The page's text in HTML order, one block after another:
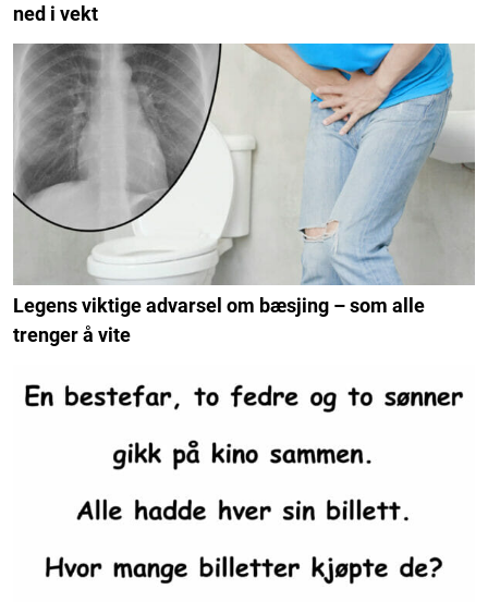
ned i vekt
Legens viktige advarsel om bæsjing – som alle
trenger å vite